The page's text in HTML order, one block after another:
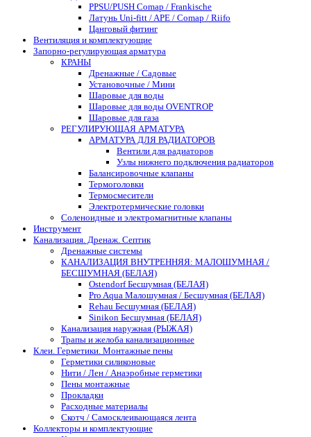
PPSU/PUSH Comap / Frankische
Латунь Uni-fitt / APE / Comap / Riifo
Цанговый фитинг
Вентиляция и комплектующие
Запорно-регулирующая арматура
КРАНЫ
Дренажные / Садовые
Установочные / Мини
Шаровые для воды
Шаровые для воды OVENTROP
Шаровые для газа
РЕГУЛИРУЮЩАЯ АРМАТУРА
АРМАТУРА ДЛЯ РАДИАТОРОВ
Вентили для радиаторов
Узлы нижнего подключения радиаторов
Балансировочные клапаны
Термоголовки
Термосмесители
Электротермические головки
Соленоидные и электромагнитные клапаны
Инструмент
Канализация. Дренаж. Септик
Дренажные системы
КАНАЛИЗАЦИЯ ВНУТРЕННЯЯ: МАЛОШУМНАЯ /
БЕСШУМНАЯ (БЕЛАЯ)
Ostendorf Бесшумная (БЕЛАЯ)
Pro Aqua Малошумная / Бесшумная (БЕЛАЯ)
Rehau Бесшумная (БЕЛАЯ)
Sinikon Бесшумная (БЕЛАЯ)
Канализация наружная (РЫЖАЯ)
Трапы и желоба канализационные
Клеи. Герметики. Монтажные пены
Герметики силиконовые
Нити / Лен / Анаэробные герметики
Пены монтажные
Прокладки
Расходные материалы
Скотч / Самосклеивающаяся лента
Коллекторы и комплектующие